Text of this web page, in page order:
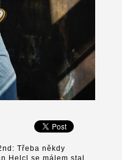
Třeba někdy
Helcl se málem stal